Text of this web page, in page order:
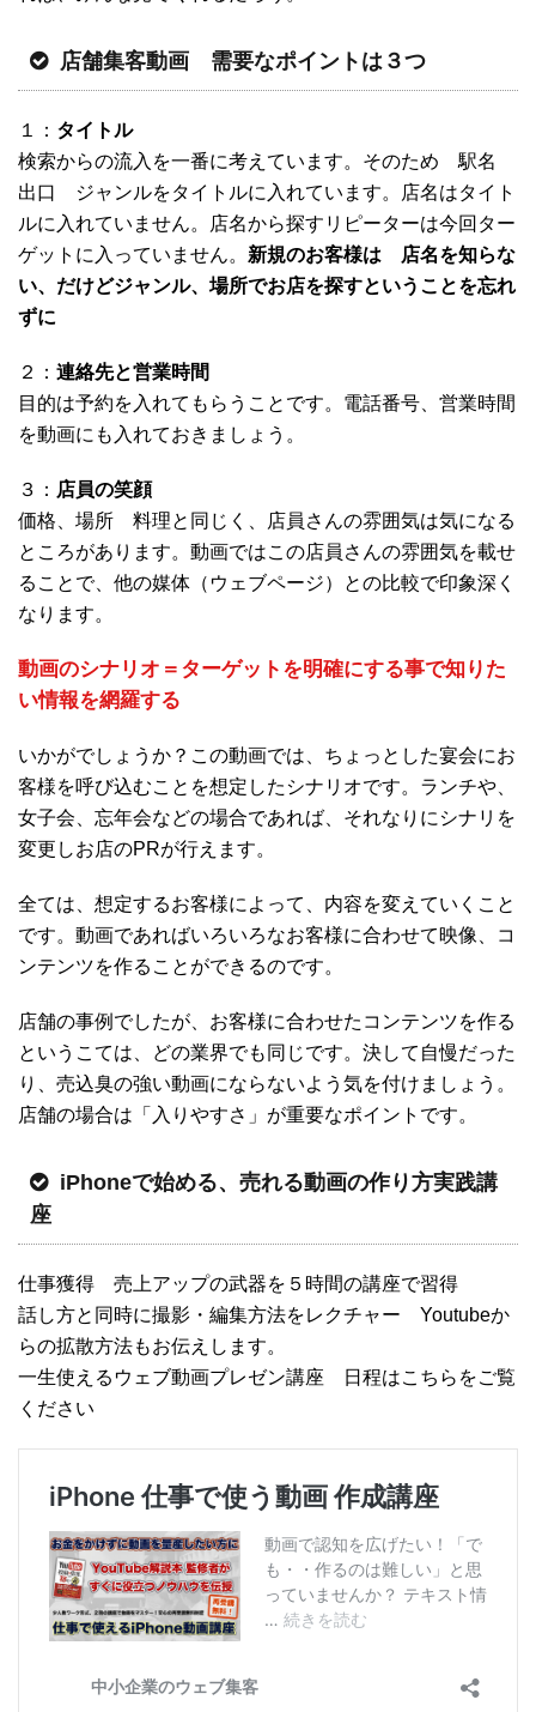
店舗集客動画 需要なポイントは３つ
１： タイトル
検索からの流入を一番に考えています。そのため 駅名
出口 ジャンルをタイトルに入れています。店名はタイト
ルに入れていません。店名から探すリピーターは今回ター
ゲットに入っていません。 新規のお客様は 店名を知らな
い、だけどジャンル、場所でお店を探すということを忘れ
ずに
２： 連絡先と営業時間
目的は予約を入れてもらうことです。電話番号、営業時間
を動画にも入れておきましょう。
３： 店員の笑顔
価格、場所 料理と同じく、店員さんの雰囲気は気になる
ところがあります。動画ではこの店員さんの雰囲気を載せ
ることで、他の媒体（ウェブページ）との比較で印象深く
なります。
動画のシナリオ＝ターゲットを明確にする事で知りた
い情報を網羅する
いかがでしょうか？この動画では、ちょっとした宴会にお
客様を呼び込むことを想定したシナリオです。ランチや、
女子会、忘年会などの場合であれば、それなりにシナリを
変更しお店のPRが行えます。
全ては、想定するお客様によって、内容を変えていくこと
です。動画であればいろいろなお客様に合わせて映像、コ
ンテンツを作ることができるのです。
店舗の事例でしたが、お客様に合わせたコンテンツを作る
というこては、どの業界でも同じです。決して自慢だった
り、売込臭の強い動画にならないよう気を付けましょう。
店舗の場合は「入りやすさ」が重要なポイントです。
iPhoneで始める、売れる動画の作り方実践講
座
仕事獲得 売上アップの武器を５時間の講座で習得
話し方と同時に撮影・編集方法をレクチャー Youtubeか
らの拡散方法もお伝えします。
一生使えるウェブ動画プレゼン講座 日程はこちらをご覧
ください